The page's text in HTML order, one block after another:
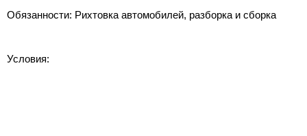
Обязанности: Рихтовка автомобилей, разборка и сборка
Условия: